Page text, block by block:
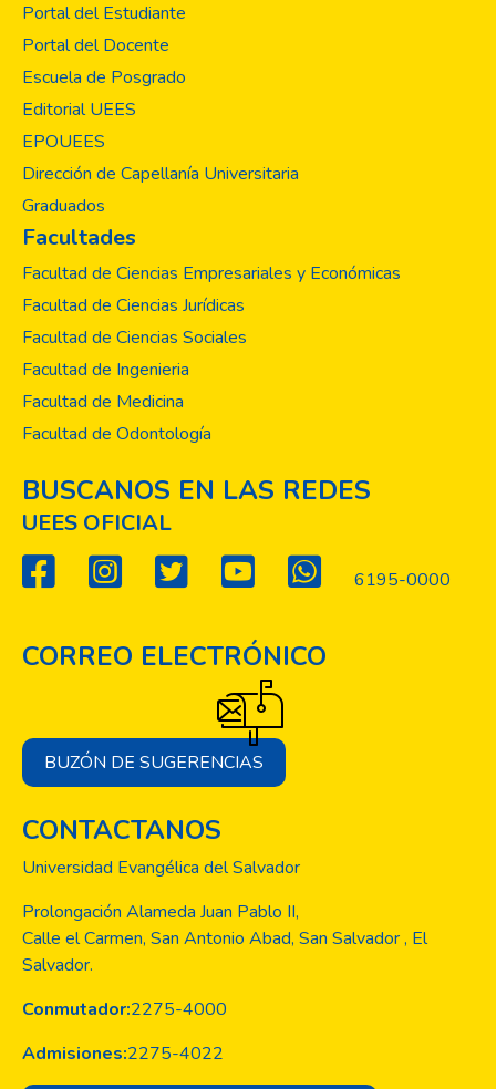
Portal del Estudiante
Portal del Docente
Escuela de Posgrado
Editorial UEES
EPOUEES
Dirección de Capellanía Universitaria
Graduados
Facultades
Facultad de Ciencias Empresariales y Económicas
Facultad de Ciencias Jurídicas
Facultad de Ciencias Sociales
Facultad de Ingenieria
Facultad de Medicina
Facultad de Odontología
BUSCANOS EN LAS REDES
UEES OFICIAL
6195-0000
CORREO ELECTRÓNICO
BUZÓN DE SUGERENCIAS
CONTACTANOS
Universidad Evangélica del Salvador
Prolongación Alameda Juan Pablo II,
Calle el Carmen, San Antonio Abad, San Salvador , El
Salvador.
Conmutador:2275-4000
Admisiones:2275-4022